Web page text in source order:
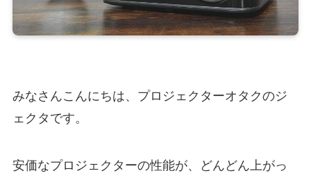
みなさんこんにちは、プロジェクターオタクのジ
ェクタです。
安価なプロジェクターの性能が、どんどん上がっ